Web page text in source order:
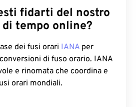
fidarti del nostro
tempo online?
dei fusi orari IANA per
di fuso orario. IANA
e rinomata che coordina e
orari mondiali.